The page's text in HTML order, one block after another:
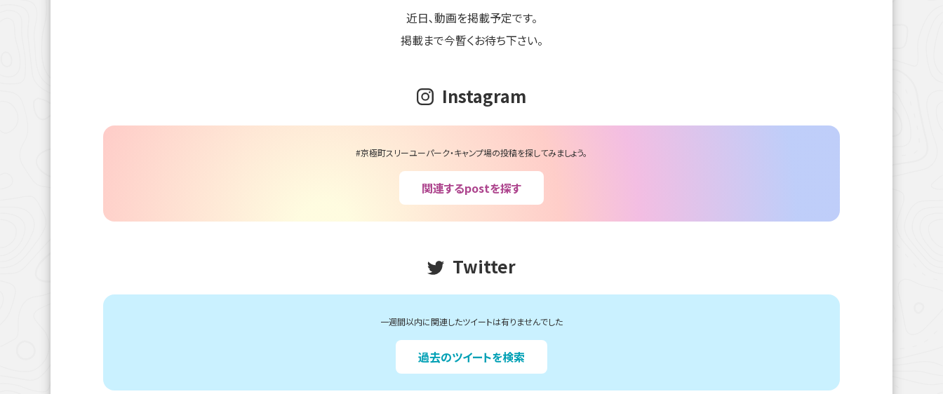
近日､動画を掲載予定です。
掲載まで今暫くお待ち下さい。
Instagram
#京極町スリーユーパーク・キャンプ場の投稿を探してみましょう。
関連するpostを探す
Twitter
一週間以内に関連したツイートは有りませんでした
過去のツイートを検索